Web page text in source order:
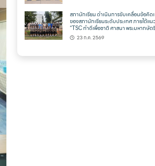
สภานักเรียน ดำเนินการขับเคลื่อนข้อคิด
ของสภานักเรียนระดับประเทศ ภายใต้แ
“TSC ทำดีเพื่อชาติ ศาสนา พระมหากษัต
23 ก.ค. 2569